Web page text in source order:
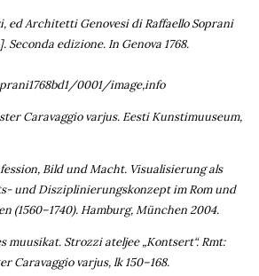
ed Architetti Genovesi di Raffaello Soprani
Seconda edizione. In Genova 1768.
0001/image,info
Caravaggio varjus. Eesti Kunstimuuseum,
Bild und Macht. Visualisierung als
und Disziplinierungskonzept im Rom und
(1560–1740). Hamburg, München 2004.
muusikat. Strozzi ateljee „Kontsert“. Rmt:
Caravaggio varjus, lk 150–168.